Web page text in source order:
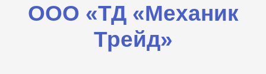
ООО «ТД «Механик
Трейд»